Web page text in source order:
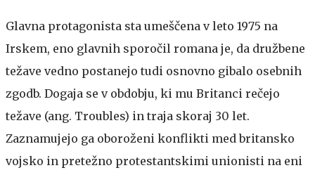
Glavna protagonista sta umeščena v leto 1975 na
Irskem, eno glavnih sporočil romana je, da družbene
težave vedno postanejo tudi osnovno gibalo osebnih
zgodb. Dogaja se v obdobju, ki mu Britanci rečejo
težave (ang. Troubles) in traja skoraj 30 let.
Zaznamujejo ga oboroženi konflikti med britansko
vojsko in pretežno protestantskimi unionisti na eni